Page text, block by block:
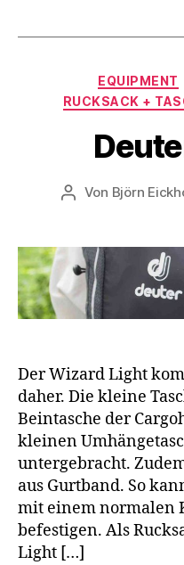
EQUIPMENT
RUCKSACK +
Beitragsautor
Von Björn
Der Wizard Light
daher. Die kleine
Beintasche der
kleinen
untergebracht.
aus Gurtband. So
mit einem normalen
befestigen. Als
Light […]